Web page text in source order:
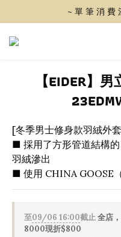
~ 單 筆 消 費
~ 單 筆 消 費
會 員 享
【EIDER】
[冬季男士修身款羽絨外
■ 採用了方形管道結構
羽絨滲出
■ 使用 CHINA GOOSE
至09/06 16:00截止全店
8000現折$800